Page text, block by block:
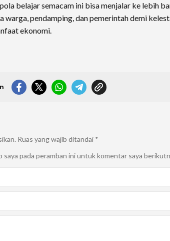
belajar semacam ini bisa menjalar ke lebih
warga, pendamping, dan pemerintah demi
ekonomi.
Ruas yang wajib ditandai *
saya pada peramban ini untuk komentar saya